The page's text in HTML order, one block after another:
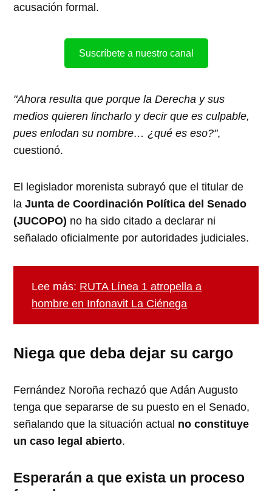
acusación formal.
Suscríbete a nuestro canal
"Ahora resulta que porque la Derecha y sus
medios quieren lincharlo y decir que es culpable,
pues enlodan su nombre… ¿qué es eso?",
cuestionó.
El legislador morenista subrayó que el titular de
laJunta de Coordinación Política del Senado
(JUCOPO) no ha sido citado a declarar ni
señalado oficialmente por autoridades judiciales.
Lee más: RUTA Línea 1 atropella a
hombre en Infonavit La Ciénega
Niega que deba dejar su cargo
Fernández Noroña rechazó que Adán Augusto
tenga que separarse de su puesto en el Senado,
señalando que la situación actual no constituye
un caso legal abierto.
Esperarán a que exista un proceso